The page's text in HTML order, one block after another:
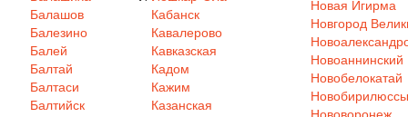
Балашов
Балезино
Балей
Балтай
Балтаси
Балтийск
Кабанск
Кавалерово
Кавказская
Кадом
Кажим
Казанская
Новая Игирма
Новгород
Новоаннинский
Новобелокатай
Новобирилюссы